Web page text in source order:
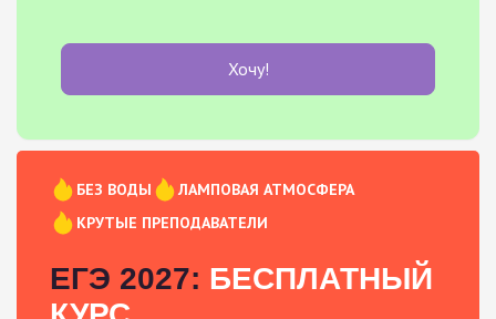
Хочу!
БЕЗ ВОДЫ
ЛАМПОВАЯ АТМОСФЕРА
КРУТЫЕ ПРЕПОДАВАТЕЛИ
ЕГЭ 2027: БЕСПЛАТНЫЙ